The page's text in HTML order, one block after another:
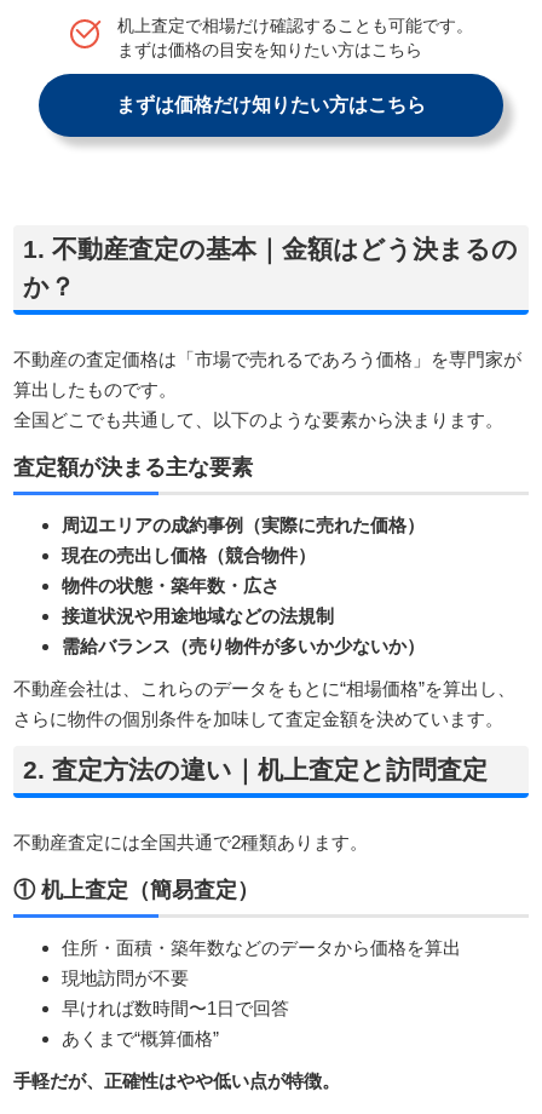
机上査定で相場だけ確認することも可能です。
まずは価格の目安を知りたい方はこちら
まずは価格だけ知りたい方はこちら
1. 不動産査定の基本｜金額はどう決まるの
か？
不動産の査定価格は「市場で売れるであろう価格」を専門家が
算出したものです。
全国どこでも共通して、以下のような要素から決まります。
査定額が決まる主な要素
周辺エリアの成約事例（実際に売れた価格）
現在の売出し価格（競合物件）
物件の状態・築年数・広さ
接道状況や用途地域などの法規制
需給バランス（売り物件が多いか少ないか）
不動産会社は、これらのデータをもとに“相場価格”を算出し、
さらに物件の個別条件を加味して査定金額を決めています。
2. 査定方法の違い｜机上査定と訪問査定
不動産査定には全国共通で2種類あります。
① 机上査定（簡易査定）
住所・面積・築年数などのデータから価格を算出
現地訪問が不要
早ければ数時間〜1日で回答
あくまで“概算価格”
手軽だが、正確性はやや低い点が特徴。